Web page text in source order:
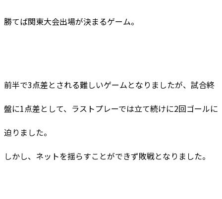
勝てば関東大会出場が決まるゲーム。
前半で3点差とされる難しいゲームとなりましたが、試合終
盤に1点差として、ラストプレーでは立て続けに2回ゴールに
迫りました。
しかし、ネットを揺らすことができず敗戦となりました。